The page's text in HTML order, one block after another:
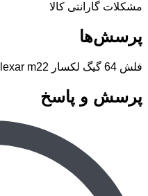
مشکلات گارانتی کالا
پرسش‌ها
فلش 64 گیگ لکسار lexar m22
پرسش و پاسخ